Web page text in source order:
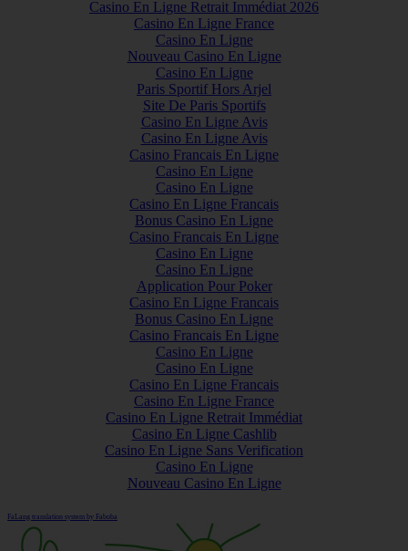
Casino En Ligne Retrait Immédiat 2026
Casino En Ligne France
Casino En Ligne
Nouveau Casino En Ligne
Casino En Ligne
Paris Sportif Hors Arjel
Site De Paris Sportifs
Casino En Ligne Avis
Casino En Ligne Avis
Casino Francais En Ligne
Casino En Ligne
Casino En Ligne
Casino En Ligne Francais
Bonus Casino En Ligne
Casino Francais En Ligne
Casino En Ligne
Casino En Ligne
Application Pour Poker
Casino En Ligne Francais
Bonus Casino En Ligne
Casino Francais En Ligne
Casino En Ligne
Casino En Ligne
Casino En Ligne Francais
Casino En Ligne France
Casino En Ligne Retrait Immédiat
Casino En Ligne Cashlib
Casino En Ligne Sans Verification
Casino En Ligne
Nouveau Casino En Ligne
FaLang translation system by Faboba